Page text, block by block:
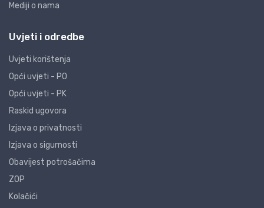
Mediji o nama
Uvjeti i odredbe
Uvjeti korištenja
Opći uvjeti - PO
Opći uvjeti - PK
Raskid ugovora
Izjava o privatnosti
Izjava o sigurnosti
Obavijest potrošačima
ZOP
Kolačići